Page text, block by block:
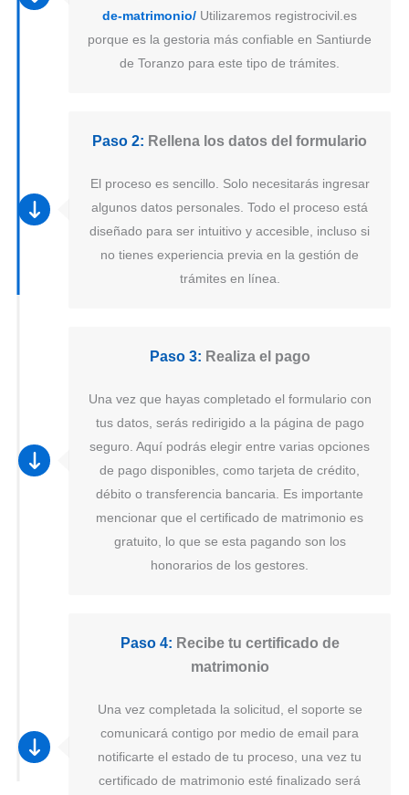
de-matrimonio/ Utilizaremos registrocivil.es
porque es la gestoria más confiable en Santiurde
de Toranzo para este tipo de trámites.
Paso 2: Rellena los datos del formulario
El proceso es sencillo. Solo necesitarás ingresar
algunos datos personales. Todo el proceso está
diseñado para ser intuitivo y accesible, incluso si
no tienes experiencia previa en la gestión de
trámites en línea.
Paso 3: Realiza el pago
Una vez que hayas completado el formulario con
tus datos, serás redirigido a la página de pago
seguro. Aquí podrás elegir entre varias opciones
de pago disponibles, como tarjeta de crédito,
débito o transferencia bancaria. Es importante
mencionar que el certificado de matrimonio es
gratuito, lo que se esta pagando son los
honorarios de los gestores.
Paso 4: Recibe tu certificado de
matrimonio
Una vez completada la solicitud, el soporte se
comunicará contigo por medio de email para
notificarte el estado de tu proceso, una vez tu
certificado de matrimonio esté finalizado será